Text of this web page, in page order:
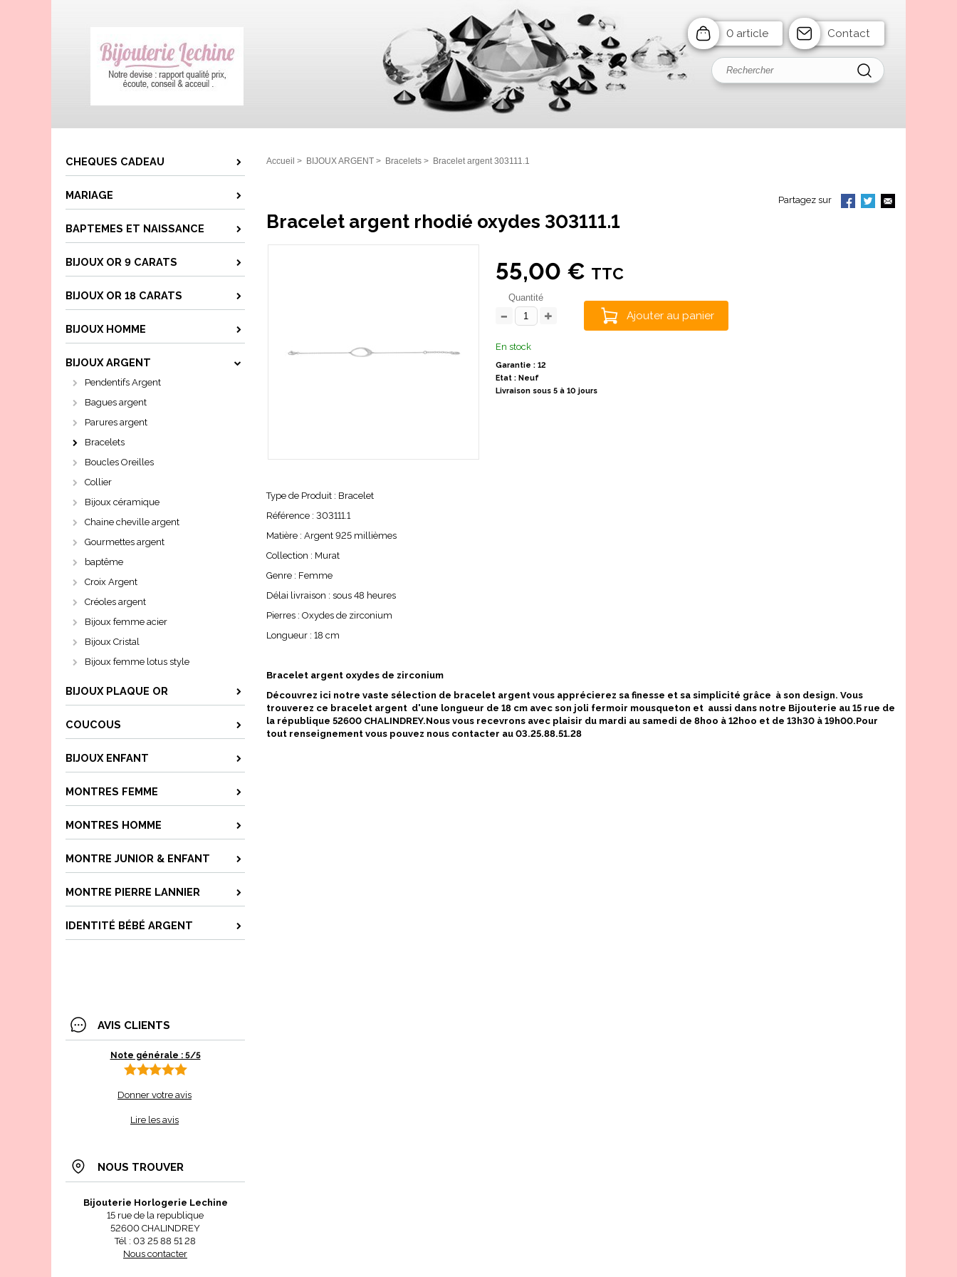
0 article Contact
CHEQUES CADEAU
MARIAGE
BAPTEMES ET NAISSANCE
BIJOUX OR 9 CARATS
BIJOUX OR 18 CARATS
BIJOUX HOMME
BIJOUX ARGENT
Pendentifs Argent
Bagues argent
Parures argent
Bracelets
Boucles Oreilles
Collier
Bijoux céramique
Chaine cheville argent
Gourmettes argent
baptême
Croix Argent
Créoles argent
Bijoux femme acier
Bijoux Cristal
Bijoux femme lotus style
BIJOUX PLAQUE OR
COUCOUS
BIJOUX ENFANT
MONTRES FEMME
MONTRES HOMME
MONTRE JUNIOR & ENFANT
MONTRE PIERRE LANNIER
IDENTITÉ BÉBÉ ARGENT
AVIS CLIENTS
Note générale : 5/5
Donner votre avis
Lire les avis
NOUS TROUVER
Bijouterie Horlogerie Lechine
15 rue de la republique
52600 CHALINDREY
Tél : 03 25 88 51 28
Nous contacter
Accueil > BIJOUX ARGENT > Bracelets > Bracelet argent 303111.1
Partagez sur
Bracelet argent rhodié oxydes 303111.1
55,00 € TTC
Quantité
Ajouter au panier
En stock
Garantie : 12
Etat : Neuf
Livraison sous 5 à 10 jours
Type de Produit : Bracelet
Référence : 303111.1
Matière : Argent 925 millièmes
Collection : Murat
Genre : Femme
Délai livraison : sous 48 heures
Pierres : Oxydes de zirconium
Longueur : 18 cm
Bracelet argent oxydes de zirconium
Découvrez ici notre vaste sélection de bracelet argent vous apprécierez sa finesse et sa simplicité grâce à son design. Vous
trouverez ce bracelet argent d'une longueur de 18 cm avec son joli fermoir mousqueton et aussi dans notre Bijouterie au 15 rue de
la république 52600 CHALINDREY.Nous vous recevrons avec plaisir du mardi au samedi de 8hoo à 12hoo et de 13h30 à 19h00.Pour
tout renseignement vous pouvez nous contacter au 03.25.88.51.28